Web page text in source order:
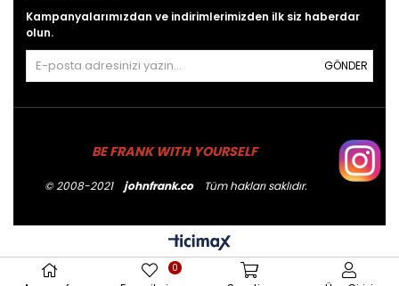
Kampanyalarımızdan ve indirimlerimizden ilk siz haberdar
olun.
GÖNDER
BE FRANK WITH YOURSELF
© 2008-2021 johnfrank.co Tüm hakları saklıdır.
0